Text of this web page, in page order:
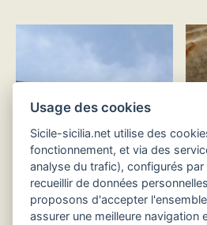
Usage des cookies
Sicile-sicilia.net utilise des
fonctionnement, et via des
analyse du trafic), configurés
recueillir de données
proposons d'accepter
assurer une meilleure navigation